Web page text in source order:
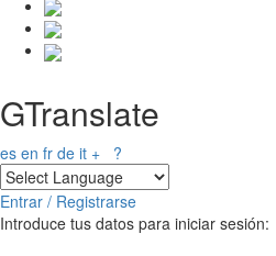
GTranslate
es en fr de it + ?
Entrar / Registrarse
Introduce tus datos para iniciar sesión: